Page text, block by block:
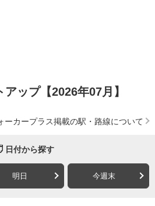
ップ【2026年07月】
ーカープラス掲載の駅・路線について
日付から探す
明日 今週末